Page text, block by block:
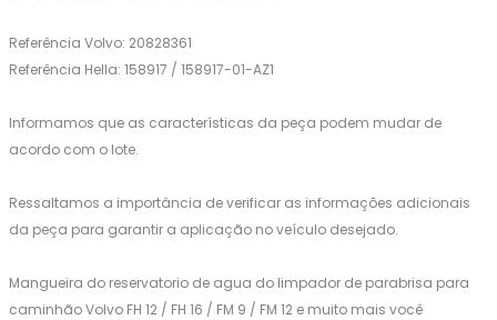
Referência Volvo: 20828361
Referência Hella: 158917 / 158917-01-AZ1
Informamos que as características da peça podem mudar de
acordo com o lote.
Ressaltamos a importância de verificar as informações adicionais
da peça para garantir a aplicação no veículo desejado.
Mangueira do reservatorio de agua do limpador de parabrisa para
caminhão Volvo FH 12 / FH 16 / FM 9 / FM 12 e muito mais você